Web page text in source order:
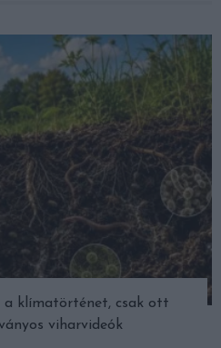
klímatörténet, csak ott
viharvideók